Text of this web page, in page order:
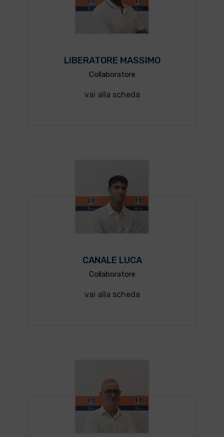
LIBERATORE MASSIMO
Collaboratore
vai alla scheda
CANALE LUCA
Collaboratore
vai alla scheda